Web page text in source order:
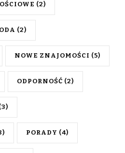
(2)
(2)
NOWE ZNAJOMOŚCI (5)
ODPORNOŚĆ (2)
PORADY (4)